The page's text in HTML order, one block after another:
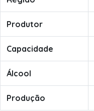
Produtor
Capacidade
Álcool
Produção